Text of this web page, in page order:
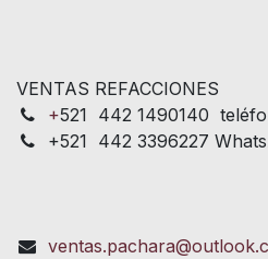
VENTAS REFACCIONES
+521 442 1490140
+521 442 3396227